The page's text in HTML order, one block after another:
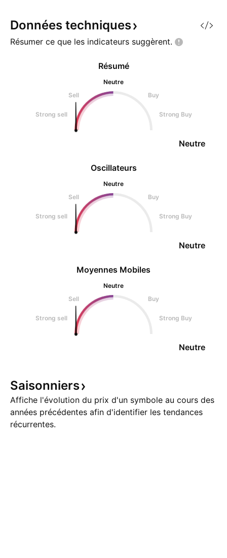
Données techniques
Résumer ce que les indicateurs suggèrent.
Oscillateurs
Neutre
Sell
Buy
Strong sell Strong Buy
Neutre
Résumé
Neutre
Sell
Buy
Strong sell Strong Buy
Neutre
Moyennes Mobiles
Neutre
Sell
Buy
Strong sell Strong Buy
Neutre
Saisonniers
Affiche l'évolution du prix d'un symbole au cours des
années précédentes afin d'identifier les tendances
récurrentes.